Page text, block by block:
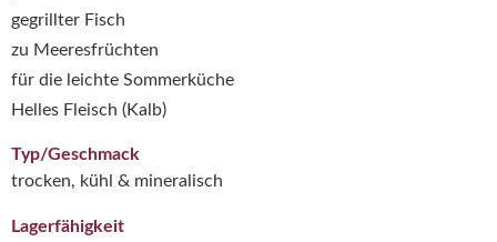
gegrillter Fisch
zu Meeresfrüchten
für die leichte Sommerküche
Helles Fleisch (Kalb)
Typ/Geschmack
trocken, kühl & mineralisch
Lagerfähigkeit